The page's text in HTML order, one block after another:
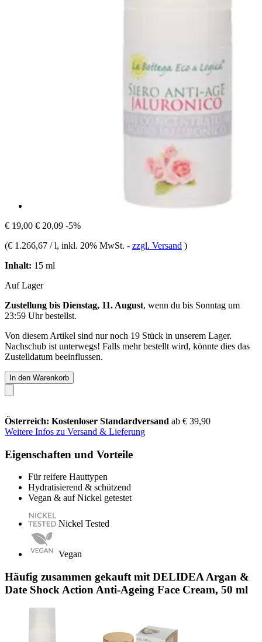
€ 19,00 € 20,09 -5%
(€ 1.266,67 / l, inkl. 20% MwSt. - zzgl. Versand )
Inhalt: 15 ml
Auf Lager
Zustellung bis Dienstag, 11. August, wenn du bis Sonntag um
23:59 Uhrbestellst.
Von diesem Artikel sind nur noch 19 Stück in unserem Lager.
Nachschub ist unterwegs! Falls mehr bestellt wird, könnte dies das
Zustelldatum beeinflussen.
In den Warenkorb
Österreich: Kostenloser Standardversand ab € 39,90
Weitere Infos zu Versand & Lieferung
Eigenschaften und Vorteile
Für reifere Hauttypen
Hydratisierend & schützend
Vegan & auf Nickel getestet
Nickel Tested
Vegan
Häufig zusammen gekauft mit DELIDEA Argan &
Date Shock Action Anti-Ageing Face Cream, 50 ml